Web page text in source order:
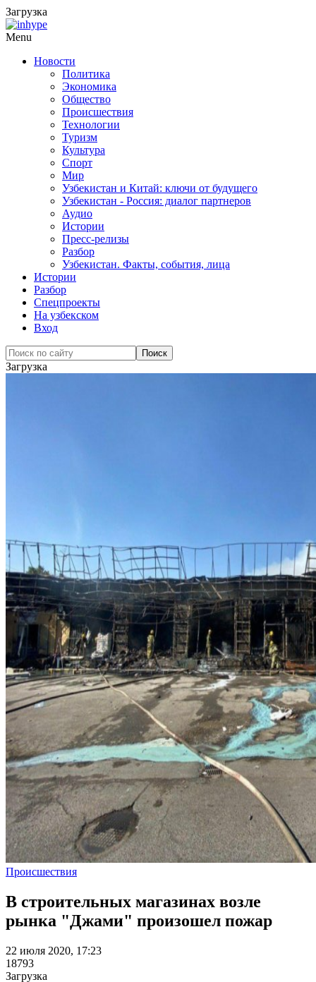
Загрузка
Menu
Новости
Политика
Экономика
Общество
Происшествия
Технологии
Туризм
Культура
Спорт
Мир
Узбекистан и Китай: ключи от будущего
Узбекистан - Россия: диалог партнеров
Аудио
Истории
Пресс-релизы
Разбор
Узбекистан. Факты, события, лица
Истории
Разбор
Спецпроекты
На узбекском
Вход
Загрузка
Происшествия
В строительных магазинах возле
рынка "Джами" произошел пожар
22 июля 2020, 17:23
18793
Загрузка